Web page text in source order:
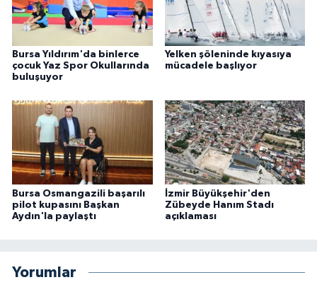
Bursa Yıldırım'da binlerce
çocuk Yaz Spor Okullarında
buluşuyor
Yelken şöleninde kıyasıya
mücadele başlıyor
Bursa Osmangazili başarılı
pilot kupasını Başkan
Aydın'la paylaştı
İzmir Büyükşehir'den
Zübeyde Hanım Stadı
açıklaması
Yorumlar